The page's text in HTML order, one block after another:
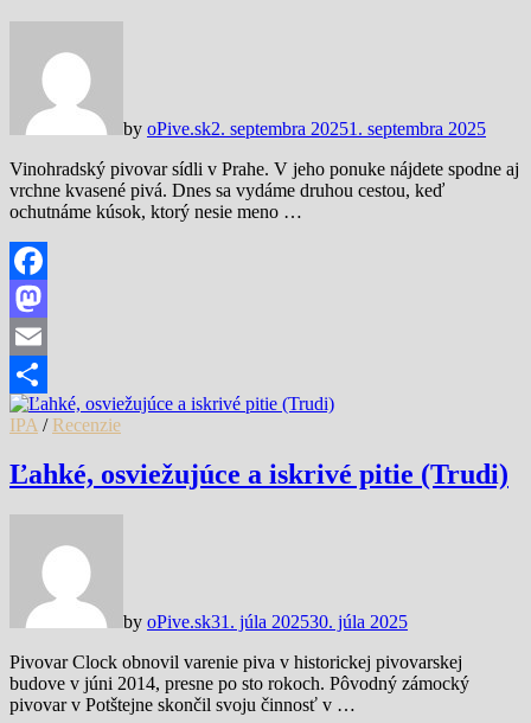
by oPive.sk2. septembra 20251. septembra 2025
Vinohradský pivovar sídli v Prahe. V jeho ponuke nájdete spodne aj
vrchne kvasené pivá. Dnes sa vydáme druhou cestou, keď
ochutnáme kúsok, ktorý nesie meno …
Facebook
Mastodon
Email
Share
IPA / Recenzie
Ľahké, osviežujúce a iskrivé pitie (Trudi)
by oPive.sk31. júla 202530. júla 2025
Pivovar Clock obnovil varenie piva v historickej pivovarskej
budove v júni 2014, presne po sto rokoch. Pôvodný zámocký
pivovar v Potštejne skončil svoju činnosť v …